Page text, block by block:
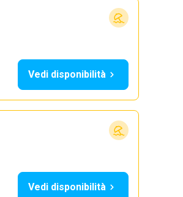
Vedi disponibilità
Vedi disponibilità